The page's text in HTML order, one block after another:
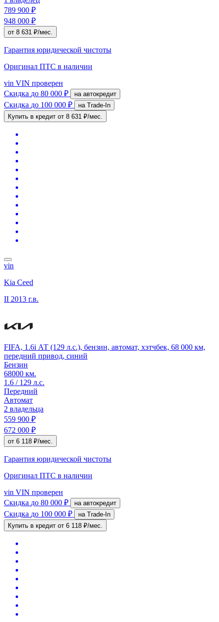
789 900 ₽
948 000 ₽
от 8 631 ₽/мес.
Гарантия юридической чистоты
Оригинал ПТС в наличии
vin VIN проверен
Скидка до 80 000 ₽ на автокредит
Скидка до 100 000 ₽
на Trade-In
Купить в кредит от 8 631 ₽/мес.
vin
Kia Ceed
II 2013 г.в.
FIFA, 1.6i АТ (129 л.с.), бензин, автомат, хэтчбек, 68 000 км,
передний привод, синий
Бензин
68000 км.
1.6 / 129 л.с.
Передний
Автомат
2 владельца
559 900 ₽
672 000 ₽
от 6 118 ₽/мес.
Гарантия юридической чистоты
Оригинал ПТС в наличии
vin VIN проверен
Скидка до 80 000 ₽ на автокредит
Скидка до 100 000 ₽
на Trade-In
Купить в кредит от 6 118 ₽/мес.